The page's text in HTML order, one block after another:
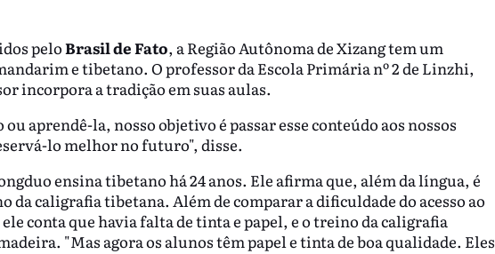
peloBrasil de Fato, a Região Autônoma de Xizang tem um
e tibetano. O professor da Escola Primária nº 2 de Linzhi,
incorpora a tradição em suas aulas.
aprendê-la, nosso objetivo é passar esse conteúdo aos nossos
lo melhor no futuro", disse.
ensina tibetano há 24 anos. Ele afirma que, além da língua, é
da caligrafia tibetana. Além de comparar a dificuldade do acesso ao
conta que havia falta de tinta e papel, e o treino da caligrafia
"Mas agora os alunos têm papel e tinta de boa qualidade. Eles